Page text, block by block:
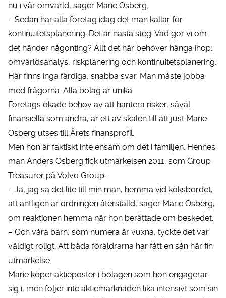
nu i vår omvärld, säger Marie Osberg.
– Sedan har alla företag idag det man kallar för
kontinuitetsplanering. Det är nästa steg. Vad gör vi om
det händer någonting? Allt det här behöver hänga ihop:
omvärldsanalys, riskplanering och kontinuitetsplanering.
Här finns inga färdiga, snabba svar. Man måste jobba
med frågorna. Alla bolag är unika.
Företags ökade behov av att hantera risker, såväl
finansiella som andra, är ett av skälen till att just Marie
Osberg utses till Årets finansprofil.
Men hon är faktiskt inte ensam om det i familjen. Hennes
man Anders Osberg fick utmärkelsen 2011, som Group
Treasurer på Volvo Group.
– Ja, jag sa det lite till min man, hemma vid köksbordet,
att äntligen är ordningen återställd, säger Marie Osberg,
om reaktionen hemma när hon berättade om beskedet.
– Och våra barn, som numera är vuxna, tyckte det var
väldigt roligt. Att båda föräldrarna har fått en sån här fin
utmärkelse.
Marie köper aktieposter i bolagen som hon engagerar
sig i, men följer inte aktiemarknaden lika intensivt som sin